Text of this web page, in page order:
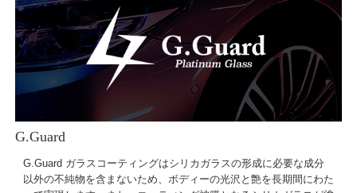
G.Guard
G.Guard ガラスコーティングはシリカガラスの形成に必要な成分
以外の不純物を含まないため、ボディーの光沢と艶を長期間にわた